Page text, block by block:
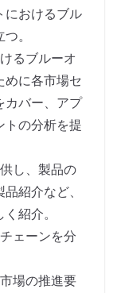
におけるブル
。
るブルーオ
めに各市場セ
カバー、アプ
トの分析を提
し、製品の
紹介など、
紹介。
ェーンを分
場の推進要